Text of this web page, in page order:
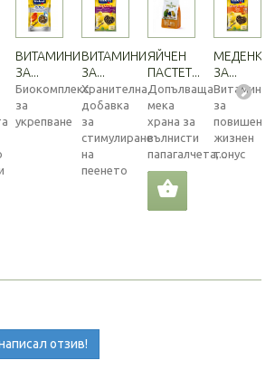
ВИТАМИНИ
ЗА...
Биокомплекс
за
укрепване
ВИТАМИНИ
ЗА...
Хранителна
добавка
за
стимулиране
на
пеенето
ЯЙЧЕН
ПАСТЕТ...
Допълваща
мека
храна за
вълнисти
папагалчета,...
МЕДЕНКИ
ЗА...
Витамини
за
повишен
жизнен
тонус
отзив!